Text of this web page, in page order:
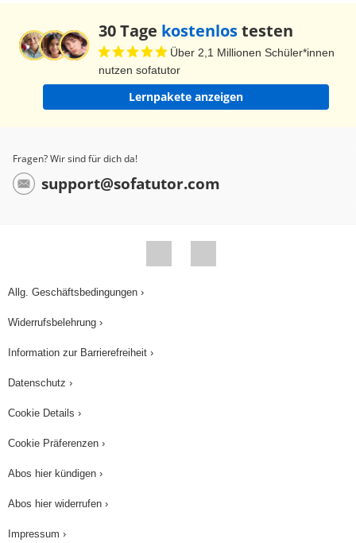
30 Tage kostenlostesten
Über 2,1 Millionen Schüler*innen
nutzen sofatutor
Lernpakete anzeigen
Fragen? Wir sind für dich da!
support@sofatutor.com
Allg. Geschäftsbedingungen ›
Widerrufsbelehrung ›
Information zur Barrierefreiheit ›
Datenschutz ›
Cookie Details ›
Cookie Präferenzen ›
Abos hier kündigen ›
Abos hier widerrufen ›
Impressum ›